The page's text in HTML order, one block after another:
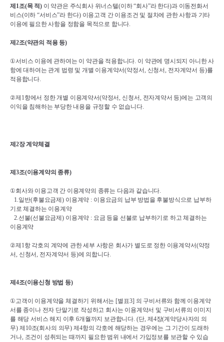
제 1조(목 적) 이 약관은 주식회사 위너스텔(이하 “회사”라 한다)과 이동전화서
비스(이하 “서비스”라 한다) 이용고객 간 이용조건 및 절차에 관한 사항과 기타
이용에 필요한 사항을 정함을 목적으로 합니다.
제 2조(약관의 적용 등)
①서비스 이용에 관하여는 이 약관을 적용합니다. 이 약관에 명시되지 아니한 사
항에 대하여는 관계 법령 및 개별 이용계약서(약정서, 신청서, 전자계약서 등)를
적용합니다.
②제 1항에서 정한 개별 이용계약서(약정서, 신청서, 전자계약서 등)에는 고객의
이익을 침해하는 부당한 내용을 규정할 수 없습니다.
제 2장 계약체결
제 3조(이용계약의 종류)
①회사와 이용고객 간 이용계약의 종류는 다음과 같습니다.
1.일반(후불요금제) 이용계약 : 이용요금의 납부 방법을 후불방식으로 납부하
기로 체결하는 이용계약
2.선불(선불요금제) 이용계약 : 요금 등을 선불로 납부하기로 하고 체결하는
이용계약
②제 1항 각호의 계약에 관한 세부 사항은 회사가 별도로 정한 이용계약서(약정
서, 신청서, 전자계약서 등)에 의합니다.
제 4조(이용신청 방법 등)
①고객이 이용계약을 체결하기 위해서는 [별표3] 의 구비서류와 함께 이용계약
서를 종이나 전자 단말기로 작성하고 회사는 이용계약서 및 구비서류의 이미지
를 해당 서비스 해지 이후 6개월까지 보관합니다. (단, 제 4장(계약당사자의 의
무) 제 10조(회사의 의무) 제4항의 각호에 해당하는 경우에는 그 기간이 도래하
거나, 조건이 성취되는 때까지 필요한 범위 내에서 가입정보를 보관할 수 있습